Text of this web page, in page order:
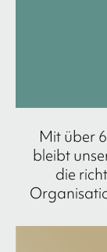
Mit über
bleibt
die